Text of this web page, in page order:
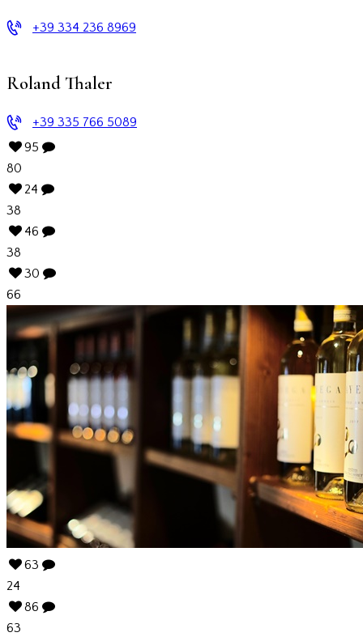
+39 334 236 8969
Roland Thaler
+39 335 766 5089
95
80
24
38
46
38
30
66
63
24
86
63